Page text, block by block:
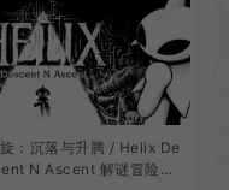
：沉落与升腾 / Helix De
N Ascent 解谜冒险游